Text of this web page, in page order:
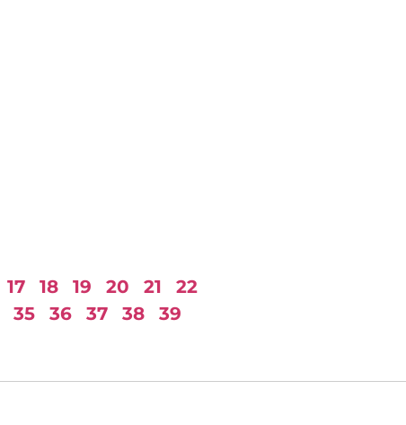
17 18 19 20 21
22
35 36 37 38 39